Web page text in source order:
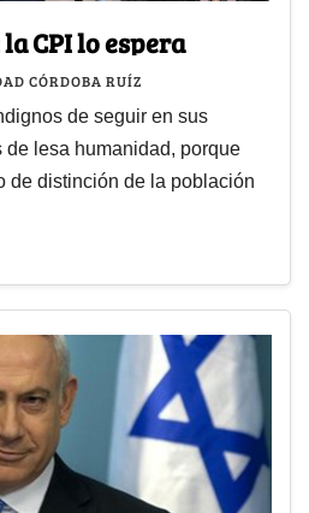
CPI lo espera
CÓRDOBA RUÍZ
de seguir en sus
lesa humanidad, porque
de distinción de la población